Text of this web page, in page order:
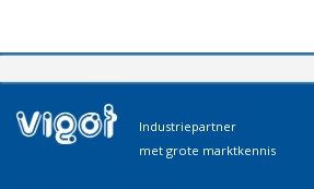
Industriepartner
met grote marktkennis